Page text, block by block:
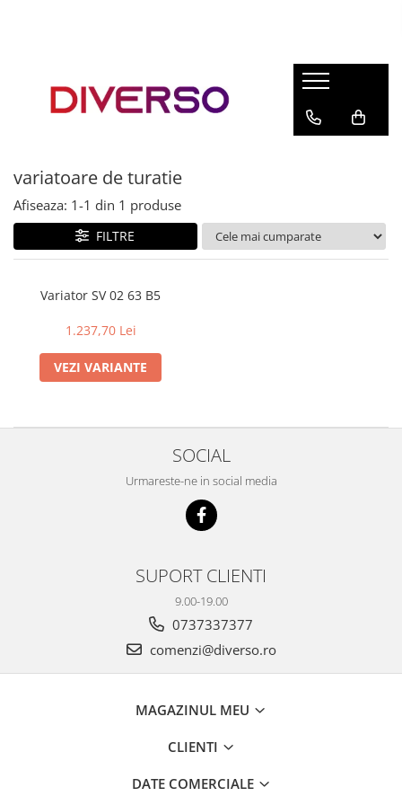
ASA
SILK
HIPS
PMMA
variatoare de turatie
Afiseaza: 1-1 din 1 produse
FILTRE
Variator SV 02 63 B5
1.237,70 Lei
VEZI VARIANTE
SOCIAL
Urmareste-ne in social media
SUPORT CLIENTI
9.00-19.00
0737337377
comenzi@diverso.ro
MAGAZINUL MEU
CLIENTI
DATE COMERCIALE